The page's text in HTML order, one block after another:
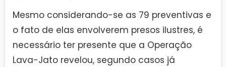
Mesmo considerando-se as 79 preventivas e
o fato de elas envolverem presos ilustres, é
necessário ter presente que a Operação
Lava-Jato revelou, segundo casos já